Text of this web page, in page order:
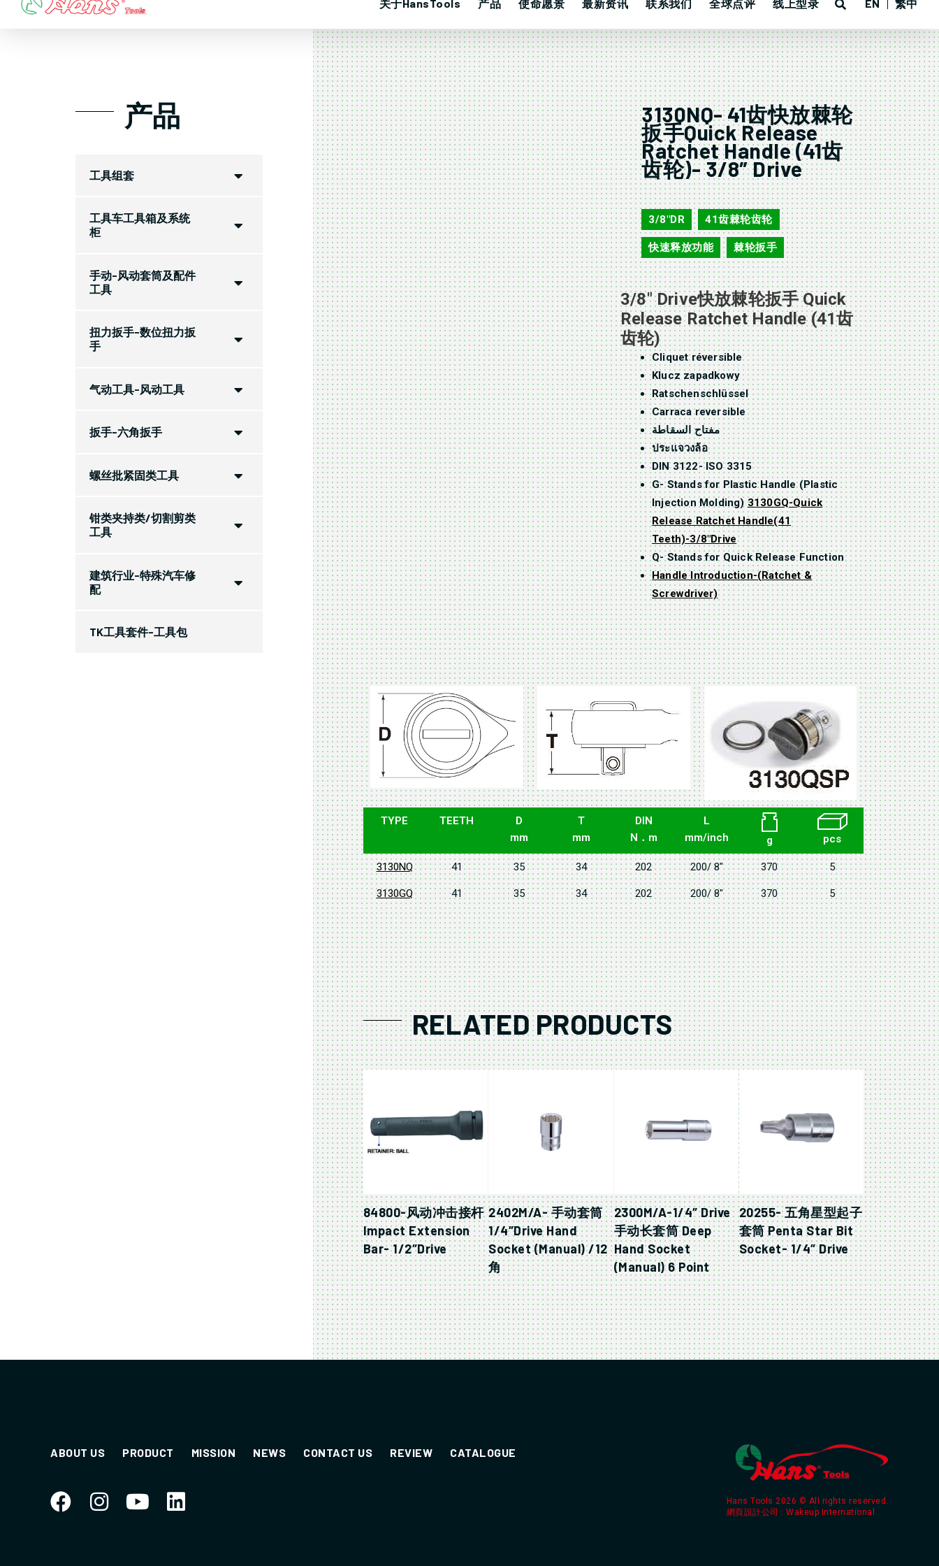
关于HansTools 产品 使命愿景 最新资讯 联系我们 全球点评 线上型录 EN 繁中
产品
工具组套
工具车工具箱及系统
柜
手动-风动套筒及配件
工具
扭力扳手-数位扭力扳
手
气动工具-风动工具
扳手-六角扳手
螺丝批紧固类工具
钳类夹持类/切割剪类
工具
建筑行业-特殊汽车修
配
TK工具套件-工具包
3130NQ- 41齿快放棘轮
扳手Quick Release
Ratchet Handle (41齿
齿轮)- 3/8″ Drive
3130NQ
3/8"DR , 41齿棘轮齿轮 ,
快速释放功能 , 棘轮扳手
3/8″ Drive快放棘轮扳手 Quick
Release Ratchet Handle (41齿
齿轮)
Cliquet réversible
Klucz zapadkowy
Ratschenschlüssel
Carraca reversible
مفتاح السقاطة
ประแจวงล้อ
DIN 3122- ISO 3315
G- Stands for Plastic Handle (Plastic
Injection Molding) 3130GQ-Quick
Release Ratchet Handle(41
Teeth)-3/8″Drive
Q- Stands for Quick Release Function
Handle Introduction-(Ratchet &
Screwdriver)
TYPE TEETH
D
mm
T
mm
DIN
N．m
L
mm/inch
g pcs
3130NQ 41 35 34 202 200/ 8" 370 5
3130GQ 41 35 34 202 200/ 8" 370 5
RELATED PRODUCTS
84800-风动冲击接杆
Impact Extension
Bar- 1/2″Drive
2402M/A- 手动套筒
1/4″Drive Hand
Socket (Manual) /12
角
2300M/A-1/4″ Drive
手动长套筒 Deep
Hand Socket
(Manual) 6 Point
20255- 五角星型起子
套筒 Penta Star Bit
Socket- 1/4″ Drive
ABOUT US PRODUCT MISSION NEWS CONTACT US REVIEW CATALOGUE
Hans Tools 2026 © All rights reserved.
網頁設計公司 : Wakeup International